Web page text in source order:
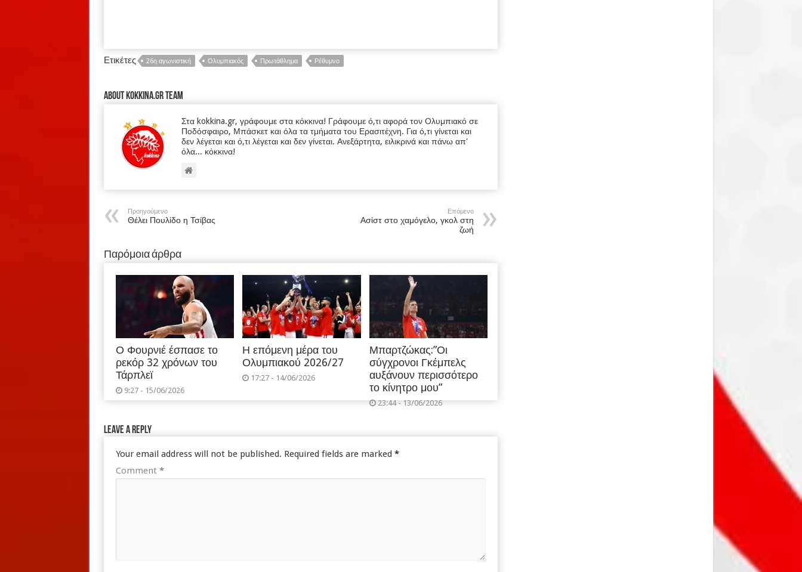
Ετικέτες 26η αγωνιστική Ολυμπιακός Πρωτάθλημα Ρέθυμνο
About kokkina.gr TEAM
Στα kokkina.gr, γράφουμε στα κόκκινα! Γράφουμε ό,τι αφορά τον Ολυμπιακό σε
Ποδόσφαιρο, Μπάσκετ και όλα τα τμήματα του Ερασιτέχνη. Για ό,τι γίνεται και
δεν λέγεται και ό,τι λέγεται και δεν γίνεται. Ανεξάρτητα, ειλικρινά και πάνω απ'
όλα... κόκκινα!
Προηγούμενο
Θέλει Πουλίδο η Τσίβας
Επόμενο
Ασίστ στο χαμόγελο, γκολ στη
ζωή
Παρόμοια άρθρα
Ο Φουρνιέ έσπασε το
ρεκόρ 32 χρόνων του
Τάρπλεϊ
9:27 - 15/06/2026
Η επόμενη μέρα του
Ολυμπιακού 2026/27
17:27 - 14/06/2026
Μπαρτζώκας:”Οι
σύγχρονοι Γκέμπελς
αυξάνουν περισσότερο
το κίνητρο μου”
23:44 - 13/06/2026
Leave a Reply
Your email address will not be published. Required fields are marked *
Comment *